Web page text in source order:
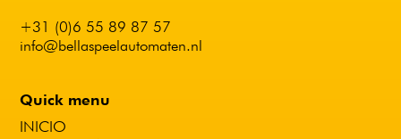
+31 (0)6 55 89 87 57
info@bellaspeelautomaten.nl
Quick menu
INICIO